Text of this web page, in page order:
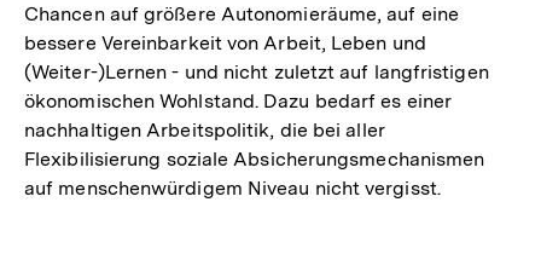
Chancen auf größere Autonomieräume, auf eine
bessere Vereinbarkeit von Arbeit, Leben und
(Weiter-)Lernen - und nicht zuletzt auf langfristigen
ökonomischen Wohlstand. Dazu bedarf es einer
nachhaltigen Arbeitspolitik, die bei aller
Flexibilisierung soziale Absicherungsmechanismen
auf menschenwürdigem Niveau nicht vergisst.